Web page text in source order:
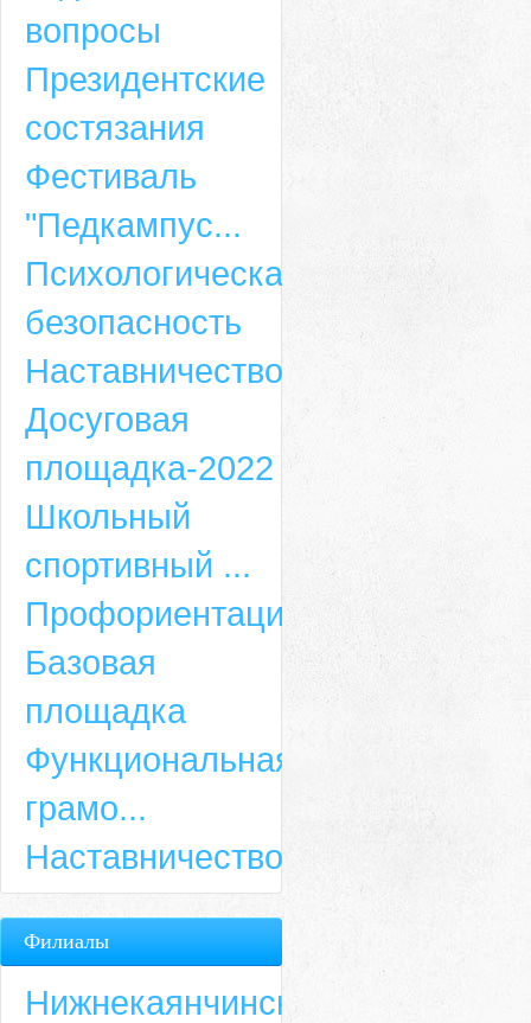
вопросы
Президентские
состязания
Фестиваль
"Педкампус...
Психологическая
безопасность
Наставничество
Досуговая
площадка-2022
Школьный
спортивный ...
Профориентация
Базовая
площадка
Функциональная
грамо...
Наставничество
Филиалы
Нижнекаянчинская